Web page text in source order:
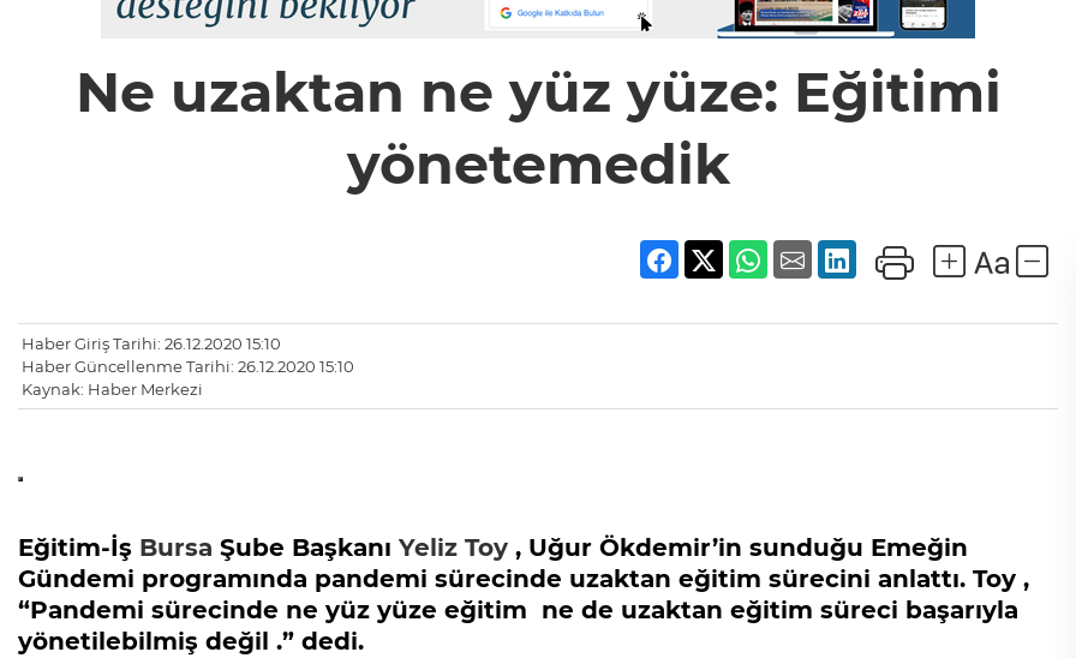
Ne uzaktan ne yüz yüze: Eğitimi
yönetemedik
Haber Giriş Tarihi: 26.12.2020 15:10
Haber Güncellenme Tarihi: 26.12.2020 15:10
Kaynak: Haber Merkezi
Eğitim-İş Bursa Şube Başkanı Yeliz Toy , Uğur Ökdemir’in sunduğu Emeğin
Gündemi programında pandemi sürecinde uzaktan eğitim sürecini anlattı. Toy ,
“Pandemi sürecinde ne yüz yüze eğitim ne de uzaktan eğitim süreci başarıyla
yönetilebilmiş değil .” dedi.